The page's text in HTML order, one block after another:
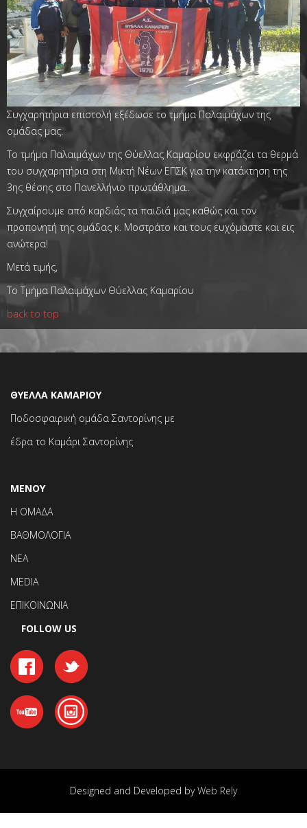
Συγχαρητήρια επιστολή εξέδωσε το τμήμα Παλαιμάχων της
ομάδας μας.
Το τμήμα Παλαιμάχων της Θύελλας Καμαρίου εκφράζει τα θερμά
του συγχαρητήρια στη Μικτή Νέων ΕΠΣΚ για την κατάκτηση της
3ης θέσης στο Πανελλήνιο πρωτάθλημα..
Συγχαίρουμε από καρδιάς τα παιδιά μας καθώς και τον
προπονητή της ομάδας κ. Μοστράτο και τους ευχόμαστε και εις
ανώτερα!
Μετά τιμής,
Το Τμήμα Παλαιμάχων Θύελλας Καμαρίου
back to top
ΘΥΕΛΛΑ ΚΑΜΑΡΙΟΥ
Ποδοσφαιρική ομάδα Σαντορίνης με
έδρα το Καμάρι Σαντορίνης
ΜΕΝΟΥ
Η ΟΜΑΔΑ
ΒΑΘΜΟΛΟΓΙΑ
ΝΕΑ
MEDIA
ΕΠΙΚΟΙΝΩΝΙΑ
FOLLOW US
Designed and Developed byWeb Rely